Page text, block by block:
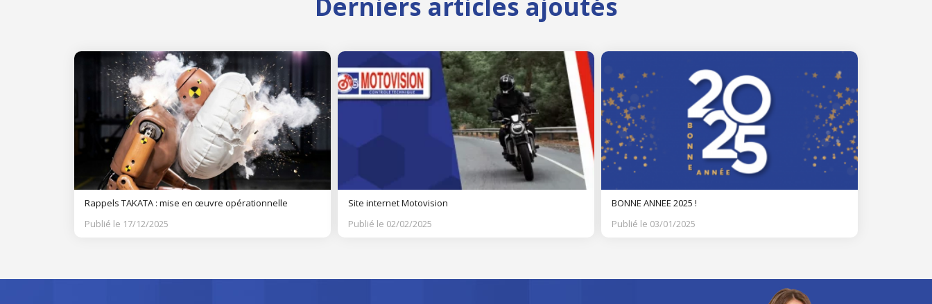
Derniers articles ajoutés
Rappels TAKATA : mise en œuvre opérationnelle
Publié le 17/12/2025
Site internet Motovision
Publié le 02/02/2025
BONNE ANNEE 2025 !
Publié le 03/01/2025